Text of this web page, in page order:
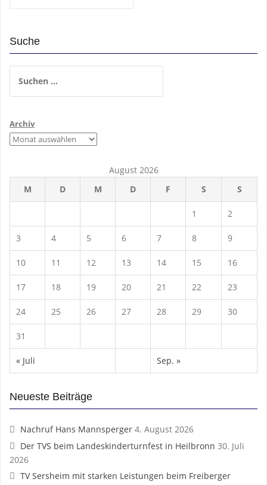
Suche
nach:
Archiv
August 2026
M
D M D F S S
1 2
3 4 5 6 7 8 9
10 11 12 13 14 15 16
17 18 19 20 21 22 23
24 25 26 27 28 29 30
31
« Juli Sep. »
Neueste Beiträge
Nachruf Hans Mannsperger 4. August 2026
Der TVS beim Landeskinderturnfest in Heilbronn 30. Juli
2026
TV Sersheim mit starken Leistungen beim Freiberger